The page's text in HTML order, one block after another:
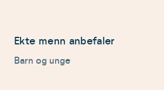
Ekte menn anbefaler
Barn og unge